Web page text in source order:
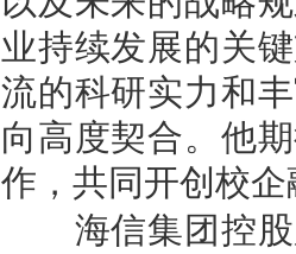
业持续发展的关
流的科研实力和
向高度契合。他
作，共同开创校
海信集团控股